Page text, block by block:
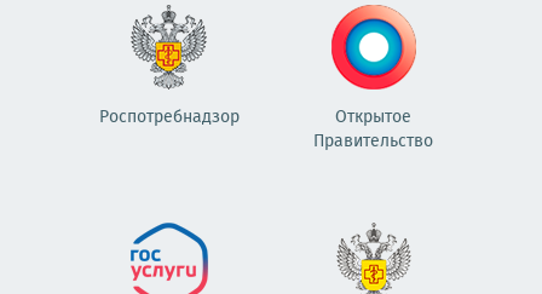
Роспотребнадзор
Открытое
Правительство